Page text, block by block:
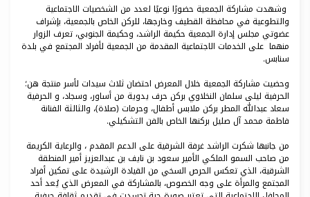
وشهدت مشاركة الجمعية حضورًا نوعيًا لعدد من الشخصيات الاجتماعية
والتطوعية في محافظة القطيف وخارجها، للركن الخاص بالجمعية، بإشراف
عضوتي مجلس إدارة الجمعية حكيمة الراشد، وحكيمة الجنوبي، تعرف الزوار
منهما على الخدمات الاجتماعية المقدمة من الجمعية لأفراد المجتمع في بلدة
سنابس.
وحضيت مشاركة الجمعية خلال المعرض احتضان ثلاث سيدات لأسر منتجة هن؛
الحرفية ليلى سلمان النخلاوي بركن حرف يدوية من أساور، وسجاد، و الحرفية
سعاد عبدالله المطر بركن ملابس أطفال، وحرمات (صلاة)، والثالثة الفنانة
فاطمة محمد آل صليل بركنها الخاص بالفن التشكيلي.
من جانبها شكرت الراشد غرفة الشرقية على الدعم المقدم ، والرعاية الكريمة
من صاحب السمو الملكي الأمير سعود بن نايف بن عبدالعزيز أمير المنطقة
الشرقية، الذي تعكس الحرص السخي من القيادة الرشيدة على تمكين أفراد
المجتمع والمرأة على وجه الخصوص، بالمشاركة في المعرض الذي يُعد أحد